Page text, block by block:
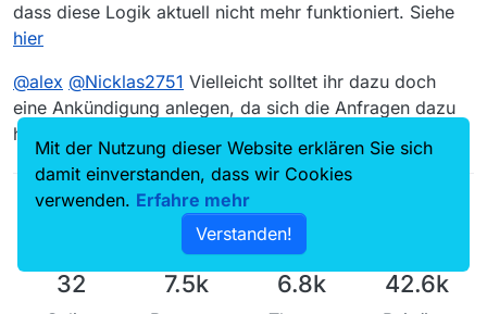
dass diese Logik aktuell nicht mehr funktioniert. Siehe
hier
@alex @Nicklas2751 Vielleicht solltet ihr dazu doch
eine Ankündigung anlegen, da sich die Anfragen dazu
häufen.
32 7.5k 6.8k 42.6k
Mit der Nutzung dieser Website erklären Sie sich
damit einverstanden, dass wir Cookies
verwenden. Erfahre mehr
Verstanden!